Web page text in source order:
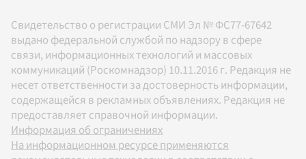
Свидетельство о регистрации СМИ Эл № ФС77-67642
выдано федеральной службой по надзору в сфере
связи, информационных технологий и массовых
коммуникаций (Роскомнадзор) 10.11.2016 г. Редакция не
несет ответственности за достоверность информации,
содержащейся в рекламных объявлениях. Редакция не
предоставляет справочной информации.
Информация об ограничениях
На информационном ресурсе применяются